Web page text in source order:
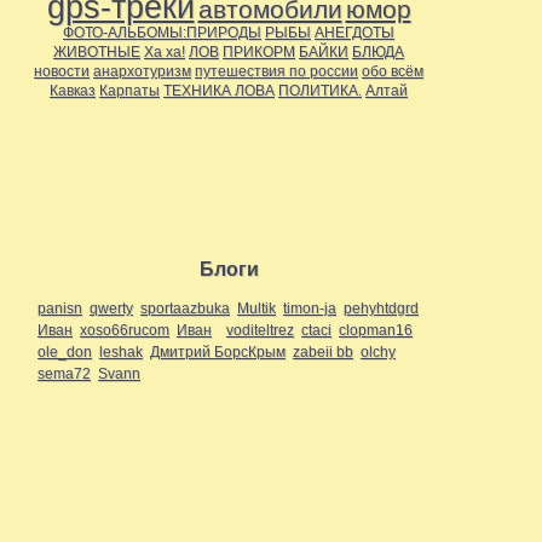
gps-треки автомобили юмор
ФОТО-АЛЬБОМЫ:ПРИРОДЫ РЫБЫ АНЕГДОТЫ
ЖИВОТНЫЕ Ха ха! ЛОВ ПРИКОРМ БАЙКИ БЛЮДА
новости анархотуризм путешествия по россии обо всём
Кавказ Карпаты ТЕХНИКА ЛОВА ПОЛИТИКА. Алтай
Блоги
panisn qwerty sportaazbuka Multik timon-ja pehyhtdgrd
Иван xoso66rucom Иван voditeltrez ctaci clopman16
ole_don leshak Дмитрий БорсКрым zabeii bb olchy
sema72 Svann